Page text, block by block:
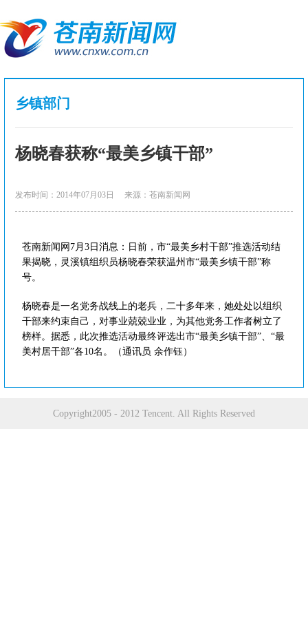
乡镇部门
杨晓春获称“最美乡镇干部”
发布时间：2014年07月03日 来源：苍南新闻网
苍南新闻网7月3日消息：日前，市“最美乡村干部”推选活动结
果揭晓，灵溪镇组织员杨晓春荣获温州市“最美乡镇干部”称
号。
杨晓春是一名党务战线上的老兵，二十多年来，她处处以组织
干部来约束自己，对事业兢兢业业，为其他党务工作者树立了
榜样。据悉，此次推选活动最终评选出市“最美乡镇干部”、“最
美村居干部”各10名。（通讯员 余作钰）
Copyright2005 - 2012 Tencent. All Rights Reserved